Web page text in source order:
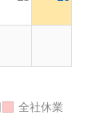
全社休業